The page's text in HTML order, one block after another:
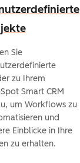
Sie
zu Ihrem
Smart CRM
um Workflows zu
und
Einblicke in Ihre
zu erhalten.